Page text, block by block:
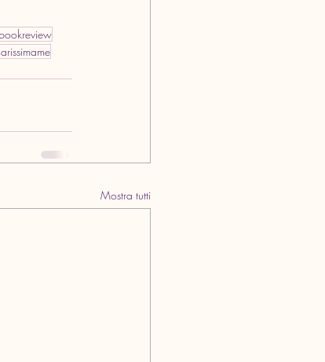
bookreview
Mostra tutti